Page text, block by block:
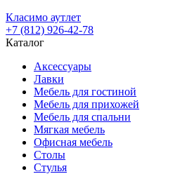
Класимо аутлет
+7 (812) 926-42-78
Каталог
Аксессуары
Лавки
Мебель для гостиной
Мебель для прихожей
Мебель для спальни
Мягкая мебель
Офисная мебель
Столы
Стулья